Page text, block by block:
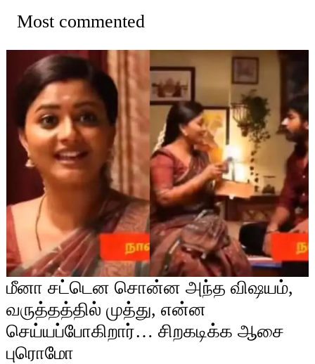
Most commented
மீனா சட்டென சொன்ன அந்த விஷயம்,
வருத்தத்தில் முத்து, என்ன
செய்யப்போகிறார்… சிறகடிக்க ஆசை
புரொமோ